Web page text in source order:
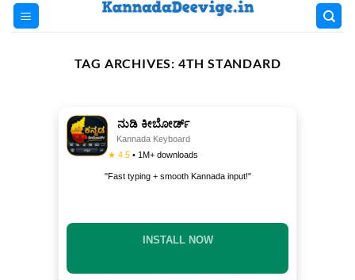
Skip
TAG ARCHIVES: 4TH STANDARD
ನುಡಿ ಕೀಬೋರ್ಡ್
Kannada Keyboard
★ 4.5 • 1M+ downloads
"Fast typing + smooth Kannada input!"
INSTALL NOW